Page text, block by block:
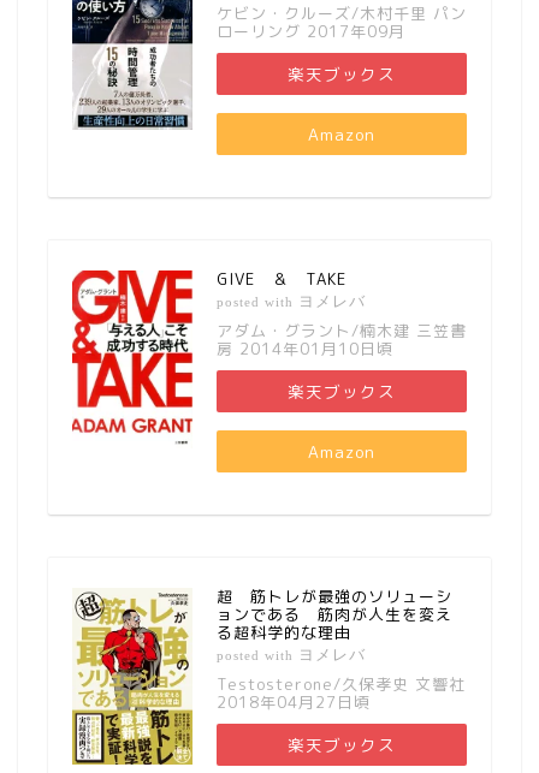
ケビン・クルーズ/木村千里 パン
ローリング 2017年09月
楽天ブックス
Amazon
GIVE ＆ TAKE
posted with ヨメレバ
アダム・グラント/楠木建 三笠書
房 2014年01月10日頃
楽天ブックス
Amazon
超 筋トレが最強のソリューシ
ョンである 筋肉が人生を変え
る超科学的な理由
posted with ヨメレバ
Testosterone/久保孝史 文響社
2018年04月27日頃
楽天ブックス